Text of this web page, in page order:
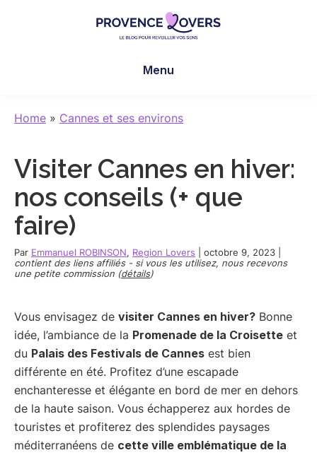
sens
-
blog
et
Manu
Menu
Home » Cannes et ses environs
Visiter Cannes en hiver:
nos conseils (+ que
faire)
Par Emmanuel ROBINSON, Region Lovers octobre 9, 2023
contient des liens affiliés - si vous les utilisez, nous recevons
une petite commission (détails)
Vous envisagez de visiter Cannes en hiver? Bonne
idée, l’ambiance de la Promenade de la Croisette et
du Palais des Festivals de Cannes est bien
différente en été. Profitez d’une escapade
enchanteresse et élégante en bord de mer en dehors
de la haute saison. Vous échapperez aux hordes de
touristes et profiterez des splendides paysages
méditerranéens de cette ville emblématique de la